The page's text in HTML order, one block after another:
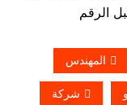
المهندس
شركة